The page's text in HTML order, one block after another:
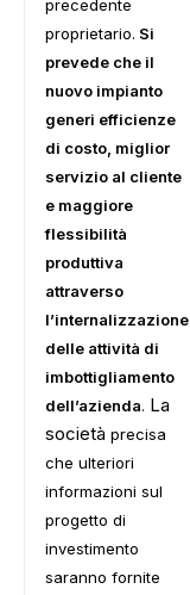
precedente
proprietario. Si
prevede che il
nuovo impianto
generi efficienze
di costo, miglior
servizio al cliente
e maggiore
flessibilità
produttiva
attraverso
l’internalizzazione
delle attività di
imbottigliamento
dell’azienda. La
società precisa
che ulteriori
informazioni sul
progetto di
investimento
saranno fornite